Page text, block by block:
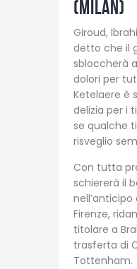
(Milan)
Giroud,
detto che il
sbloccherà
dolori per
Ketelaere è
delizia per i
se qualche
risveglio
Con tutta
schiererà il
Firenze,
titolare a
trasferta di
Tottenham.